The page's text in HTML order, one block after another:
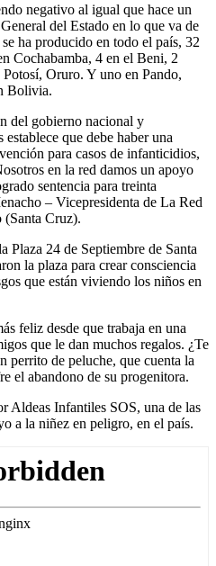
negativo al igual que hace un
del Estado en lo que va de
ha producido en todo el país, 32
Cochabamba, 4 en el Beni, 2
Oruro. Y uno en Pando,
Bolivia.
del gobierno nacional y
que debe haber una
para casos de infanticidios,
en la red damos un apoyo
sentencia para treinta
– Vicepresidenta de La Red
Cruz).
Plaza 24 de Septiembre de Santa
la plaza para crear consciencia
que están viviendo los niños en
feliz desde que trabaja en una
que le dan muchos regalos. ¿Te
perrito de peluche, que cuenta la
el abandono de su progenitora.
Aldeas Infantiles SOS, una de las
a la niñez en peligro, en el país.